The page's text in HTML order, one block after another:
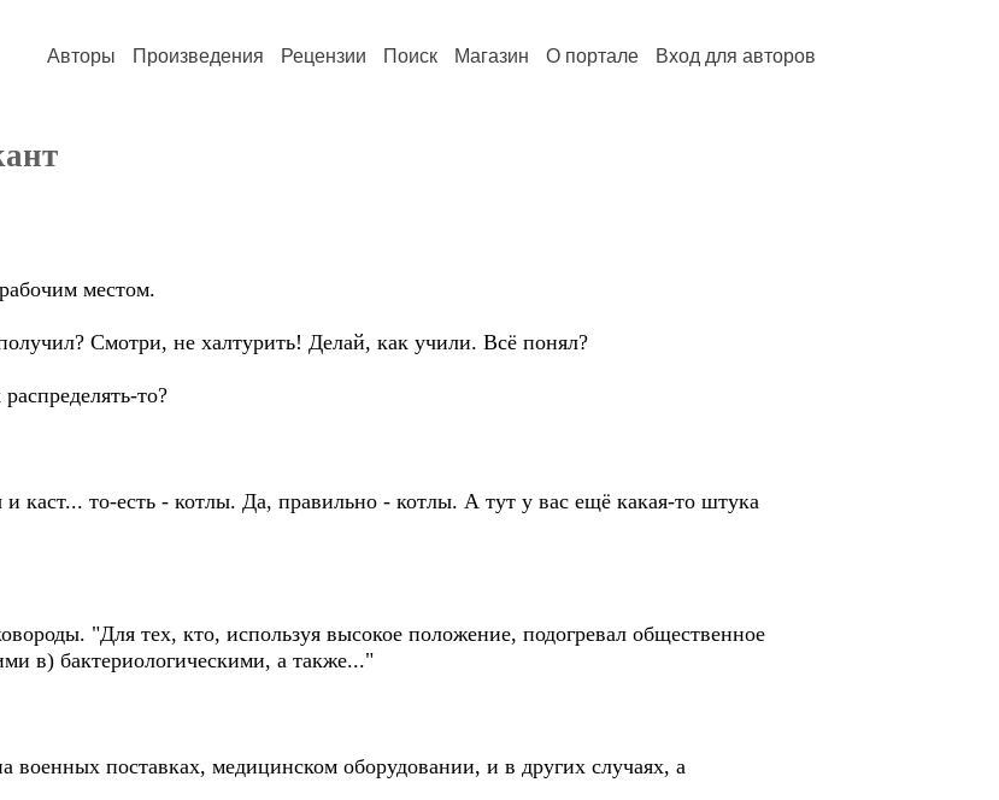
Авторы Произведения Рецензии Поиск Магазин О портале Вход для авторов
местом.
Смотри, не халтурить! Делай, как учили. Всё понял?
то?
каст... то-есть - котлы. Да, правильно - котлы. А тут у вас ещё какая-то штука
"Для тех, кто, используя высокое положение, подогревал общественное
в) бактериологическими, а также..."
поставках, медицинском оборудовании, и в других случаях, а